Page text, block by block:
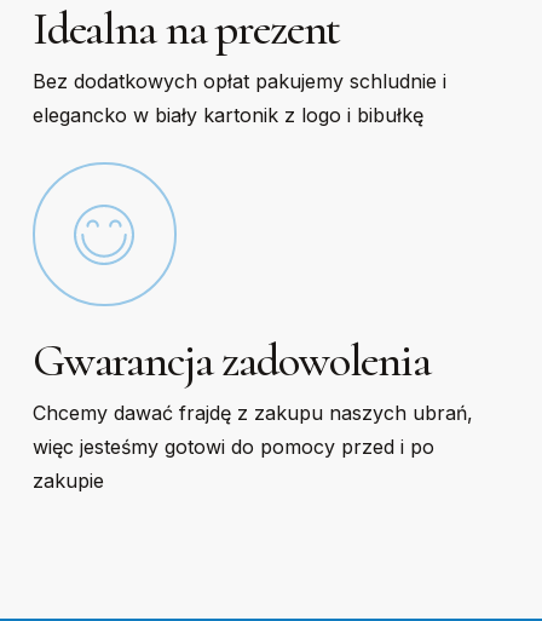
Idealna na prezent
Bez dodatkowych opłat pakujemy schludnie i
elegancko w biały kartonik z logo i bibułkę
Gwarancja zadowolenia
Chcemy dawać frajdę z zakupu naszych ubrań,
więc jesteśmy gotowi do pomocy przed i po
zakupie